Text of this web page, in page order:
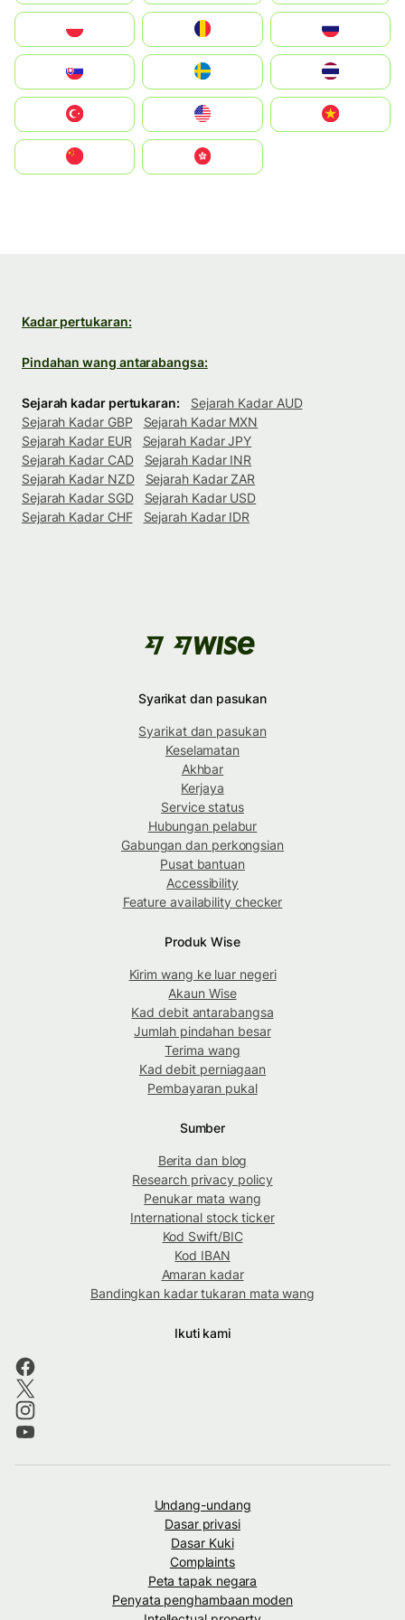
United States
中國香港特別行政區
Kadar pertukaran:
Pindahan wang antarabangsa:
Sejarah kadar pertukaran:
Sejarah Kadar AUD
Sejarah Kadar GBP
Sejarah Kadar MXN
Sejarah Kadar EUR
Sejarah Kadar JPY
Sejarah Kadar CAD
Sejarah Kadar INR
Sejarah Kadar NZD
Sejarah Kadar ZAR
Sejarah Kadar SGD
Sejarah Kadar USD
Sejarah Kadar CHF
Sejarah Kadar IDR
Syarikat dan pasukan
Syarikat dan pasukan
Keselamatan
Akhbar
Kerjaya
Service status
Hubungan pelabur
Gabungan dan perkongsian
Pusat bantuan
Accessibility
Feature availability checker
Produk Wise
Kirim wang ke luar negeri
Akaun Wise
Kad debit antarabangsa
Jumlah pindahan besar
Terima wang
Kad debit perniagaan
Pembayaran pukal
Sumber
Berita dan blog
Research privacy policy
Penukar mata wang
International stock ticker
Kod Swift/BIC
Kod IBAN
Amaran kadar
Bandingkan kadar tukaran mata wang
Ikuti kami
Undang-undang
Dasar privasi
Dasar Kuki
Complaints
Peta tapak negara
Penyata penghambaan moden